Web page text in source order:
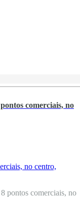
comerciais, no
pontos comerciais, no